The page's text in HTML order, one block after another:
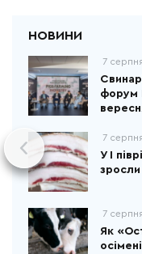
7
форум
7
У І
зросли
7
Як